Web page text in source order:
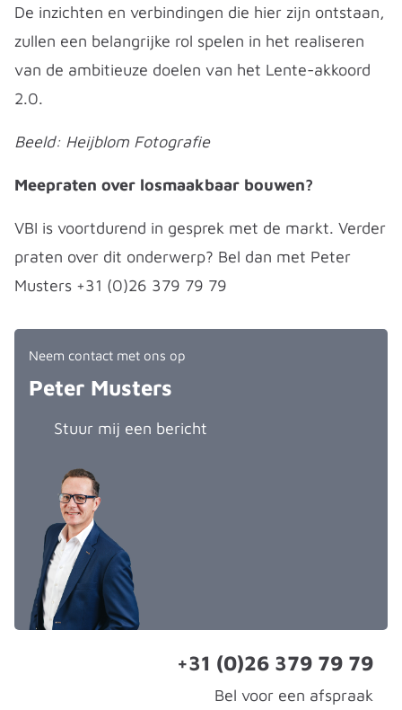
De inzichten en verbindingen die hier zijn ontstaan,
zullen een belangrijke rol spelen in het realiseren
van de ambitieuze doelen van het Lente-akkoord
2.0.
Beeld: Heijblom Fotografie
Meepraten over losmaakbaar bouwen?
VBI is voortdurend in gesprek met de markt. Verder
praten over dit onderwerp? Bel dan met Peter
Musters +31 (0)26 379 79 79
Neem contact met ons op
Peter Musters
Stuur mij een bericht
+31 (0)26 379 79 79
Bel voor een afspraak